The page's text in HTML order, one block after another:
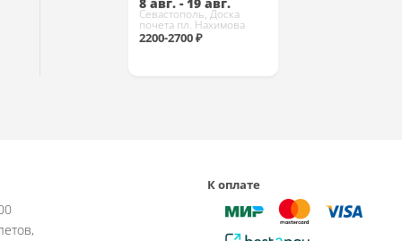
8 авг. - 19 авг.
Севастополь, Доска
почета пл. Нахимова
2200-2700 ₽
К оплате